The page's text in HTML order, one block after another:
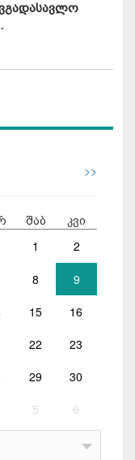
>>
შაბ კვი
1 2
8 9
15 16
22 23
29 30
5 6